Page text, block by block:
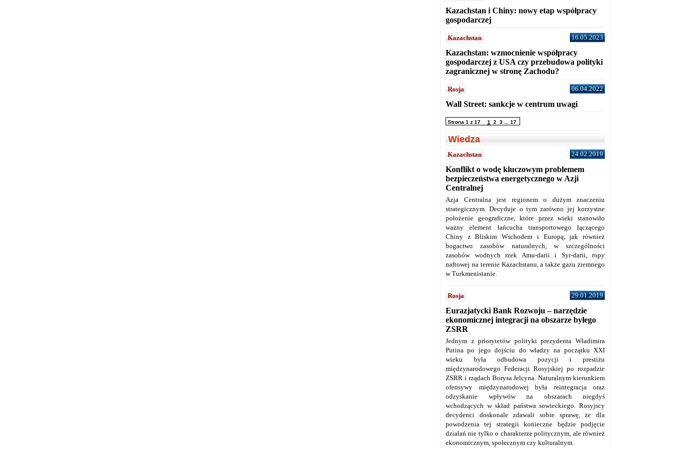
Kazachstan i Chiny: nowy etap współpracy
gospodarczej
Kazachstan 16.05.2023
Kazachstan: wzmocnienie współpracy
gospodarczej z USA czy przebudowa polityki
zagranicznej w stronę Zachodu?
Rosja 06.04.2022
Wall Street: sankcje w centrum uwagi
Strona 1 z 17 1 2 3 17
Wiedza
Kazachstan 24.02.2019
Konflikt o wodę kluczowym problemem
bezpieczeństwa energetycznego w Azji
Centralnej
Azja Centralna jest regionem o dużym znaczeniu
strategicznym. Decyduje o tym zarówno jej korzystne
położenie geograficzne, które przez wieki stanowiło
ważny element łańcucha transportowego łączącego
Chiny z Bliskim Wschodem i Europą, jak również
bogactwo zasobów naturalnych, w szczególności
zasobów wodnych rzek Amu-darii i Syr-darii, ropy
naftowej na terenie Kazachstanu, a także gazu ziemnego
w Turkmenistanie.
Rosja 29.01.2019
Eurazjatycki Bank Rozwoju – narzędzie
ekonomicznej integracji na obszarze byłego
ZSRR
Jednym z priorytetów polityki prezydenta Władimira
Putina po jego dojściu do władzy na początku XXI
wieku była odbudowa pozycji i prestiżu
międzynarodowego Federacji Rosyjskiej po rozpadzie
ZSRR i rządach Borysa Jelcyna. Naturalnym kierunkiem
ofensywy międzynarodowej była reintegracja oraz
odzyskanie wpływów na obszarach niegdyś
wchodzących w skład państwa sowieckiego. Rosyjscy
decydenci doskonale zdawali sobie sprawę, że dla
powodzenia tej strategii konieczne będzie podjęcie
działań nie tylko o charakterze politycznym, ale również
ekonomicznym, społecznym czy kulturalnym.